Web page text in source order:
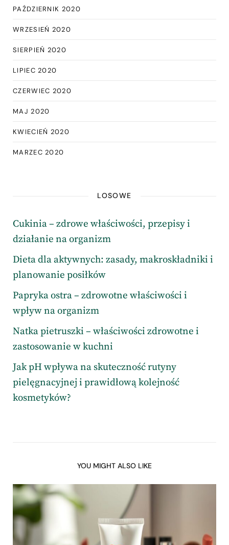
PAŹDZIERNIK 2020
WRZESIEŃ 2020
SIERPIEŃ 2020
LIPIEC 2020
CZERWIEC 2020
MAJ 2020
KWIECIEŃ 2020
MARZEC 2020
LOSOWE
Cukinia – zdrowe właściwości, przepisy i
działanie na organizm
Dieta dla aktywnych: zasady, makroskładniki i
planowanie posiłków
Papryka ostra – zdrowotne właściwości i
wpływ na organizm
Natka pietruszki – właściwości zdrowotne i
zastosowanie w kuchni
Jak pH wpływa na skuteczność rutyny
pielęgnacyjnej i prawidłową kolejność
kosmetyków?
YOU MIGHT ALSO LIKE